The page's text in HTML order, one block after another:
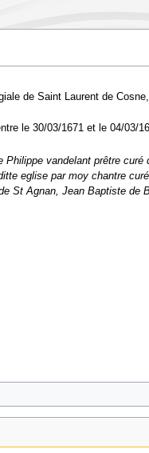
de Saint Laurent de
le 30/03/1671 et le 04/03/
Philippe vandelant prêtre
eglise par moy chantre
St Agnan, Jean Baptiste de